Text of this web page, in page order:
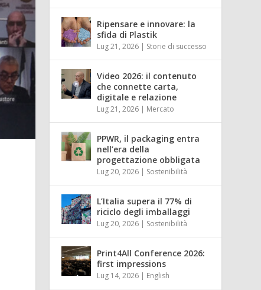
Ripensare e innovare: la
sfida di Plastik
Lug 21, 2026 | Storie di successo
Video 2026: il contenuto
che connette carta,
digitale e relazione
Lug 21, 2026 | Mercato
PPWR, il packaging entra
nell’era della
progettazione obbligata
Lug 20, 2026 | Sostenibilità
L’Italia supera il 77% di
riciclo degli imballaggi
Lug 20, 2026 | Sostenibilità
Print4All Conference 2026:
first impressions
Lug 14, 2026 | English